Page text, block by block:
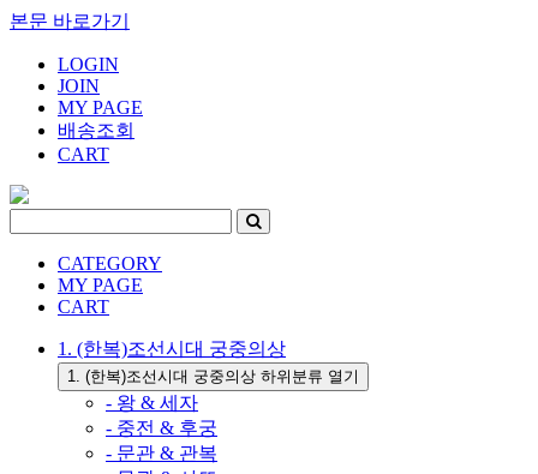
본문 바로가기
LOGIN
JOIN
MY PAGE
배송조회
CART
CATEGORY
MY PAGE
CART
1. (한복)조선시대 궁중의상
1. (한복)조선시대 궁중의상 하위분류 열기
- 왕 & 세자
- 중전 & 후궁
- 문관 & 관복